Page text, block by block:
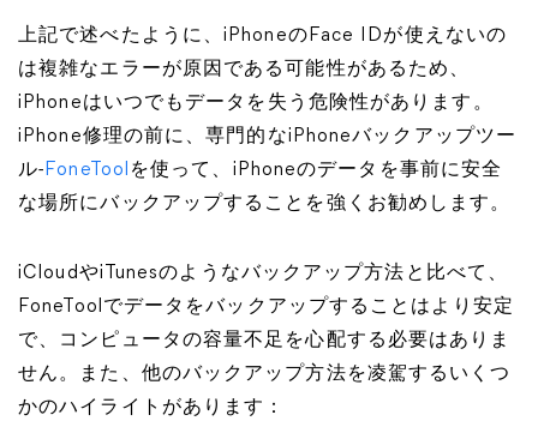
上記で述べたように、iPhoneのFace IDが使えないの
は複雑なエラーが原因である可能性があるため、
iPhoneはいつでもデータを失う危険性があります。
iPhone修理の前に、専門的なiPhoneバックアップツー
ル- FoneTool を使って、iPhoneのデータを事前に安全
な場所にバックアップすることを強くお勧めします。
iCloudやiTunesのようなバックアップ方法と比べて、
FoneToolでデータをバックアップすることはより安定
で、コンピュータの容量不足を心配する必要はありま
せん。また、他のバックアップ方法を凌駕するいくつ
かのハイライトがあります：